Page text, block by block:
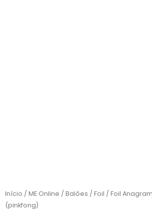
Início / ME Online / Balões / Foil / Foil
(pinkfong)